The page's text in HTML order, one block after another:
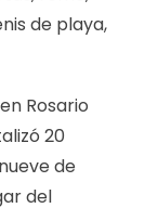
de playa,
Rosario
20
de
del